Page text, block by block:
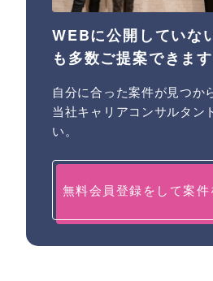
WEBに公開していな
も多数ご提案できます
自分に合った案件が見つか
当社キャリアコンサルタン
い。
無料会員登録をして案件